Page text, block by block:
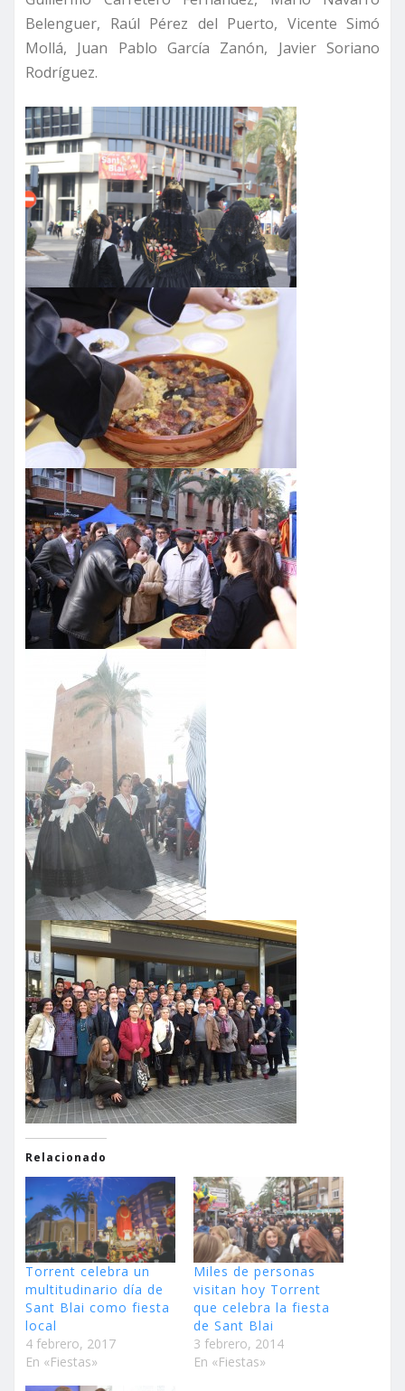
Belenguer, Raúl Pérez del Puerto, Vicente Simó
Mollá, Juan Pablo García Zanón, Javier Soriano
Rodríguez.
Relacionado
Torrent celebra un
multitudinario día de
Sant Blai como fiesta
local
4 febrero, 2017
En «Fiestas»
Miles de personas
visitan hoy Torrent
que celebra la fiesta
de Sant Blai
3 febrero, 2014
En «Fiestas»